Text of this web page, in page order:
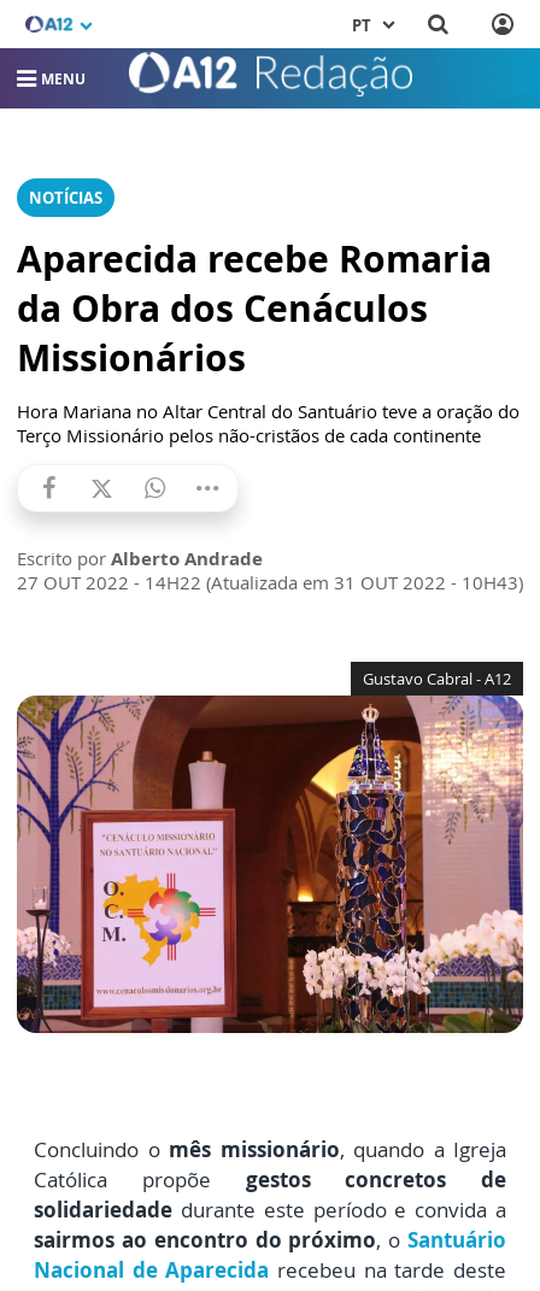
PT
MENU
NOTÍCIAS
Aparecida recebe Romaria
da Obra dos Cenáculos
Missionários
Hora Mariana no Altar Central do Santuário teve a oração do
Terço Missionário pelos não-cristãos de cada continente
Escrito por Alberto Andrade
27 OUT 2022 - 14H22 (Atualizada em 31 OUT 2022 - 10H43)
Gustavo Cabral - A12
Concluindo o mês missionário, quando a Igreja
Católica propõe gestos concretos de
solidariedade durante este período e convida a
sairmos ao encontro do próximo, oSantuário
Nacional de Aparecida recebeu na tarde deste